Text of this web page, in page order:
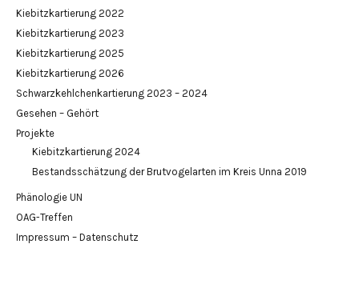
Kiebitzkartierung 2022
Kiebitzkartierung 2023
Kiebitzkartierung 2025
Kiebitzkartierung 2026
Schwarzkehlchenkartierung 2023 – 2024
Gesehen – Gehört
Projekte
Kiebitzkartierung 2024
Bestandsschätzung der Brutvogelarten im Kreis Unna 2019
Phänologie UN
OAG-Treffen
Impressum – Datenschutz